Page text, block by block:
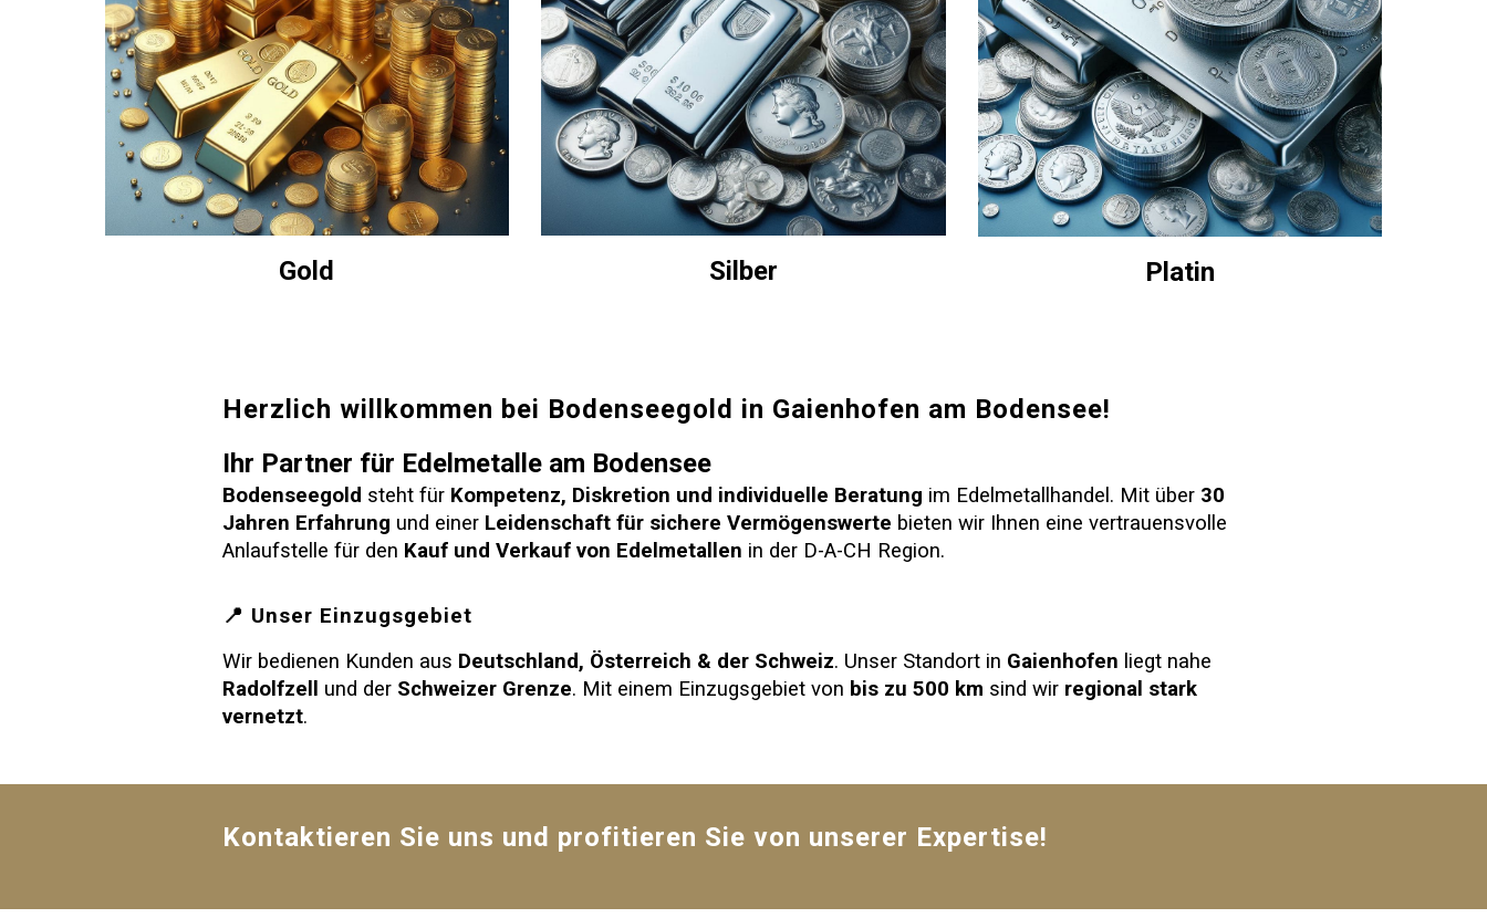
Gold Silber Platin
Herzlich willkommen bei Bodenseegold in Gaienhofen am Bodensee!
Ihr Partner für Edelmetalle am Bodensee
Bodenseegold steht für Kompetenz, Diskretion und individuelle Beratung im Edelmetallhandel. Mit über 30
Jahren Erfahrung und einer Leidenschaft für sichere Vermögenswerte bieten wir Ihnen eine vertrauensvolle
Anlaufstelle für den Kauf und Verkauf von Edelmetallen in der D-A-CH Region.
📍 Unser Einzugsgebiet
Wir bedienen Kunden aus Deutschland, Österreich & der Schweiz. Unser Standort in Gaienhofen liegt nahe
Radolfzell
und der Schweizer Grenze. Mit einem Einzugsgebiet von bis zu500 km sind wir regional stark
vernetzt.
Kontaktieren Sie uns und profitieren Sie von unserer Expertise!